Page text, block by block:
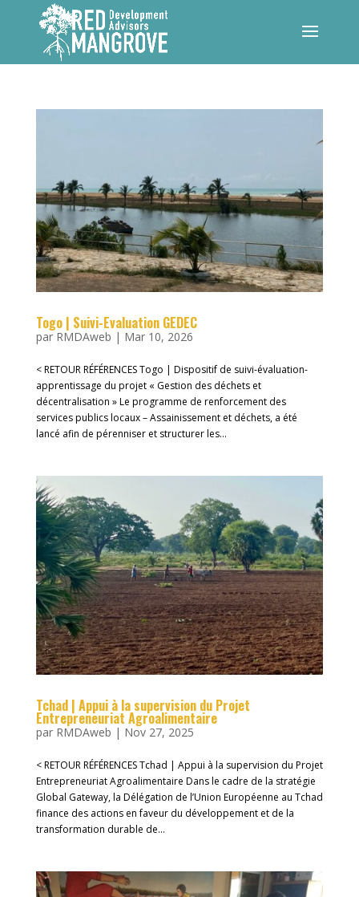
Togo | Suivi-Evaluation GEDEC
par RMDAweb | Mar 10, 2026
< RETOUR RÉFÉRENCES Togo | Dispositif de suivi-évaluation-
apprentissage du projet « Gestion des déchets et
décentralisation » Le programme de renforcement des
services publics locaux – Assainissement et déchets, a été
lancé afin de pérenniser et structurer les...
Tchad | Appui à la supervision du Projet
Entrepreneuriat Agroalimentaire
par RMDAweb | Nov 27, 2025
< RETOUR RÉFÉRENCES Tchad | Appui à la supervision du Projet
Entrepreneuriat Agroalimentaire Dans le cadre de la stratégie
Global Gateway, la Délégation de l’Union Européenne au Tchad
finance des actions en faveur du développement et de la
transformation durable de...